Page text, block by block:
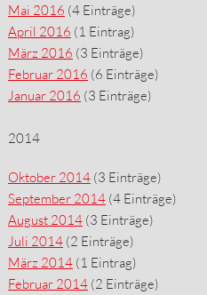
Mai 2016 (4 Einträge)
April 2016 (1 Eintrag)
März 2016 (3 Einträge)
Februar 2016 (6 Einträge)
Januar 2016 (3 Einträge)
2014
Oktober 2014 (3 Einträge)
September 2014 (4 Einträge)
August 2014 (3 Einträge)
Juli 2014 (2 Einträge)
März 2014 (1 Eintrag)
Februar 2014 (2 Einträge)